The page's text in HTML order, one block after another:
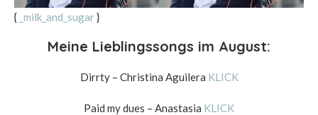
{ _milk_and_sugar}
Meine Lieblingssongs im August:
Dirrty – Christina Aguilera KLICK
Paid my dues – Anastasia KLICK